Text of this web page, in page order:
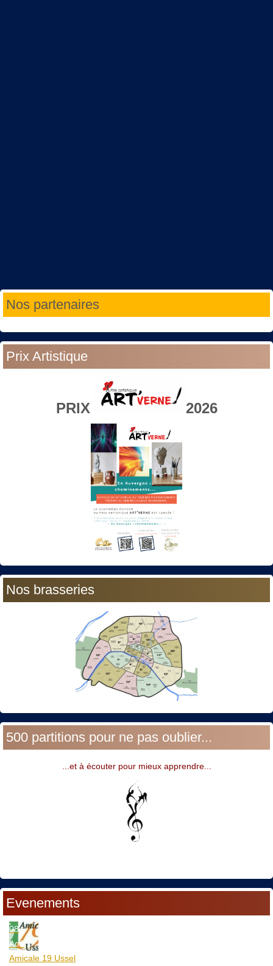
Nos partenaires
Prix Artistique
PRIX 2026
Nos brasseries
500 partitions pour ne pas oublier...
...et à écouter pour mieux apprendre...
Evenements
08
Aoû
Amicale 19 Ussel
Année
précédente
Mois
précédent
Année
suivante
Mois
suivant